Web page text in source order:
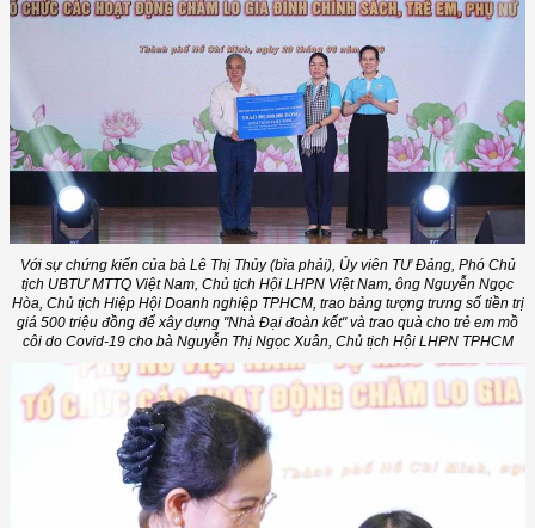
Với sự chứng kiến của bà Lê Thị Thủy (bìa phải), Ủy viên TƯ Đảng, Phó Chủ
tịch UBTƯ MTTQ Việt Nam, Chủ tịch Hội LHPN Việt Nam, ông Nguyễn Ngọc
Hòa, Chủ tịch Hiệp Hội Doanh nghiệp TPHCM, trao bảng tượng trưng số tiền trị
giá 500 triệu đồng để xây dựng "Nhà Đại đoàn kết" và trao quà cho trẻ em mồ
côi do Covid-19 cho bà Nguyễn Thị Ngọc Xuân, Chủ tịch Hội LHPN TPHCM